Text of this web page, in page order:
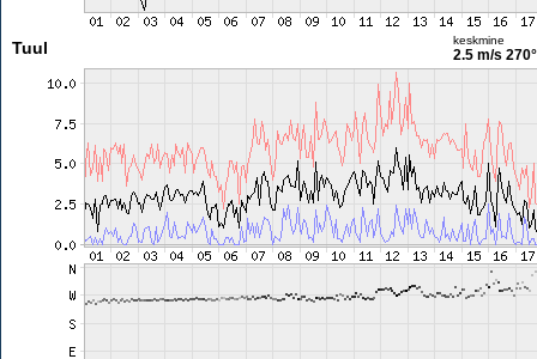
Tuul keskmine
2.5 m/s 270°